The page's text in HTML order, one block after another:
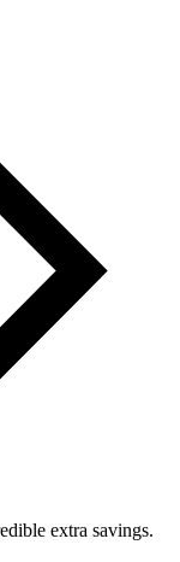
extra savings.